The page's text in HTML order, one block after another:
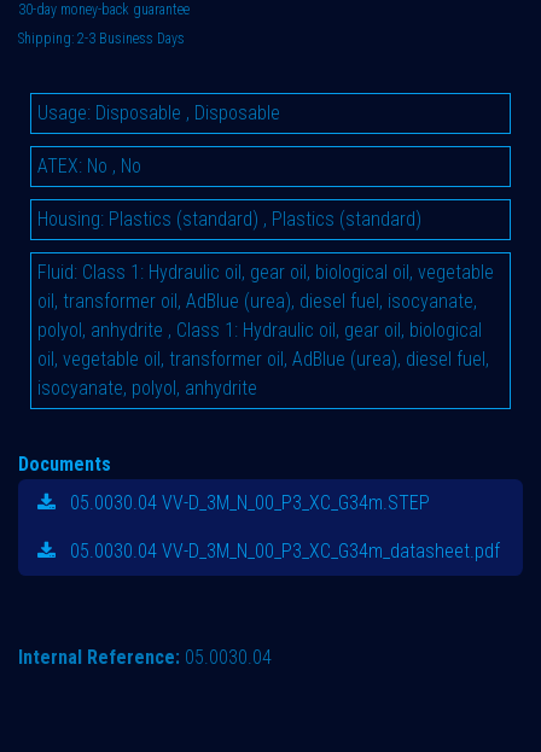
30-day money-back guarantee
Shipping: 2-3 Business Days
Usage: Disposable , Disposable
ATEX: No , No
Housing: Plastics (standard) , Plastics (standard)
Fluid: Class 1: Hydraulic oil, gear oil, biological oil, vegetable
oil, transformer oil, AdBlue (urea), diesel fuel, isocyanate,
polyol, anhydrite , Class 1: Hydraulic oil, gear oil, biological
oil, vegetable oil, transformer oil, AdBlue (urea), diesel fuel,
isocyanate, polyol, anhydrite
Documents
05.0030.04 VV-D_3M_N_00_P3_XC_G34m.STEP
05.0030.04 VV-D_3M_N_00_P3_XC_G34m_datasheet.pdf
Internal Reference: 05.0030.04